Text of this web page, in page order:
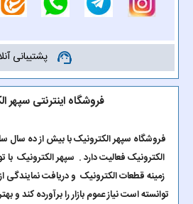
support_agent پشتیبانی
فروشگاه اینترنتی سپهر
فروشگاه سپهر الکترونیک با بیش از ده سال
الکترونیک فعالیت دارد . سپهر الکترونیک با
زمینه قطعات الکترونیک و دریافت نمایندگی
توانسته است نیاز عموم بازار را برآورده کند